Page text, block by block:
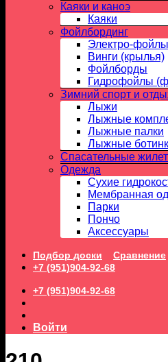
Каяки и каноэ
Каяки
Фойлбординг
Электро-фойлы
Винги (крылья)
Фойлборды
Гидрофойлы
Зимний спорт и
Лыжи
Лыжные
Лыжные палки
Лыжные
Спасательные
Одежда
Сухие
Мембранная
Парки
Пончо
Аксессуары
Подбор доски Сравнение
+7 (951)904-92-68
+7 (951)904-92-68
Войти